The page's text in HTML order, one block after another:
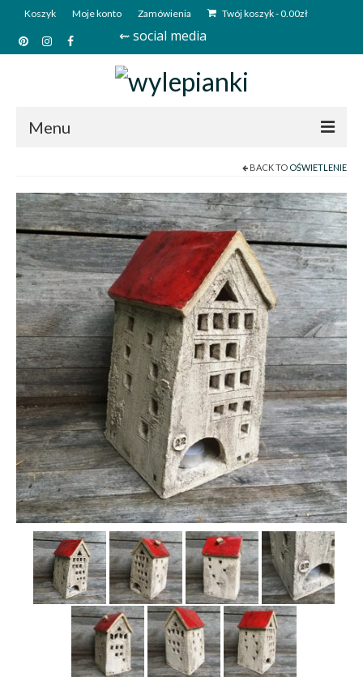
Koszyk Moje konto Zamówienia Twój koszyk-0.00zł
⇜ social media
Menu
Sklep
Kim jesteśmy?
Kontakt
Deutsch
BACK TO OŚWIETLENIE